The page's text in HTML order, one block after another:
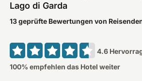
Lago di Garda
13 geprüfte Bewertungen von
4.6
100% empfehlen das Hotel weiter